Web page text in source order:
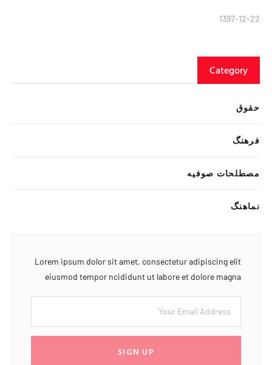
1397-12-22
Category
حقوق
فرهنگ
مصطلحات صوفیه
نماهنگ
Lorem ipsum dolor sit amet, consectetur adipiscing elit
eiusmod tempor ncididunt ut labore et dolore magna
SIGN UP